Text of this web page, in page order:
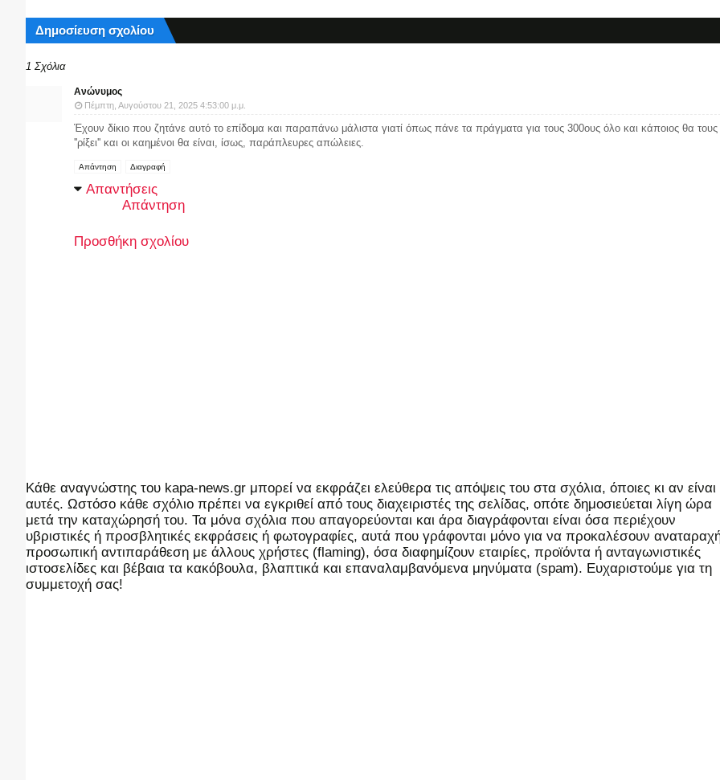
Δημοσίευση σχολίου
1 Σχόλια
Ανώνυμος
Πέμπτη, Αυγούστου 21, 2025 4:53:00 μ.μ.
Έχουν δίκιο που ζητάνε αυτό το επίδομα και παραπάνω μάλιστα γιατί όπως πάνε τα πράγματα για τους 300ους όλο και κάποιος θα τους
''ρίξει'' και οι καημένοι θα είναι, ίσως, παράπλευρες απώλειες.
Απάντηση Διαγραφή
Απαντήσεις
Απάντηση
Προσθήκη σχολίου
Kάθε αναγνώστης του kapa-news.gr μπορεί να εκφράζει ελεύθερα τις απόψεις του στα σχόλια, όποιες κι αν είναι
αυτές. Ωστόσο κάθε σχόλιο πρέπει να εγκριθεί από τους διαχειριστές της σελίδας, οπότε δημοσιεύεται λίγη ώρα
μετά την καταχώρησή του. Τα μόνα σχόλια που απαγορεύονται και άρα διαγράφονται είναι όσα περιέχουν
υβριστικές ή προσβλητικές εκφράσεις ή φωτογραφίες, αυτά που γράφονται μόνο για να προκαλέσουν
προσωπική αντιπαράθεση με άλλους χρήστες (flaming), όσα διαφημίζουν εταιρίες, προϊόντα ή ανταγωνιστικές
ιστοσελίδες και βέβαια τα κακόβουλα, βλαπτικά και επαναλαμβανόμενα μηνύματα (spam). Ευχαριστούμε για τη
συμμετοχή σας!